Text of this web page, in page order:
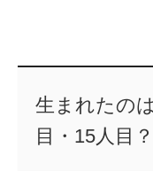
生まれたの
目・15人目？